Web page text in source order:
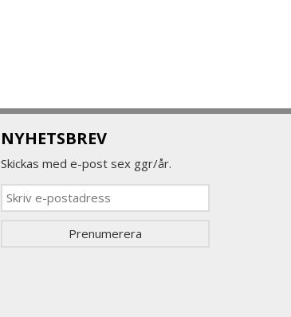
NYHETSBREV
Skickas med e-post sex ggr/år.